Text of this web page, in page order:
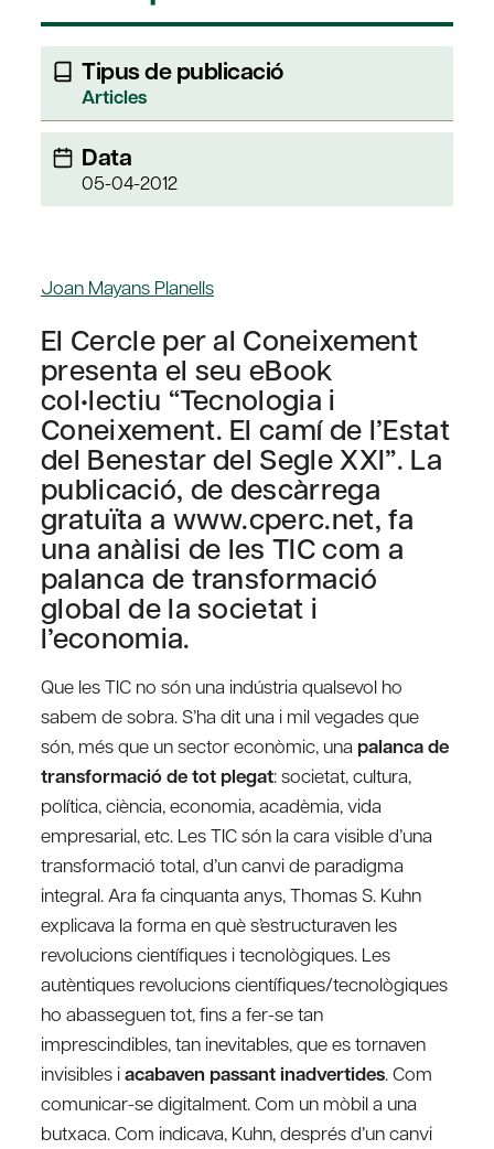
Tipus de publicació
Articles
Data
05-04-2012
Joan Mayans Planells
El Cercle per al Coneixement
presenta el seu eBook
col•lectiu “Tecnologia i
Coneixement. El camí de l’Estat
del Benestar del Segle XXI”. La
publicació, de descàrrega
gratuïta a www.cperc.net, fa
una anàlisi de les TIC com a
palanca de transformació
global de la societat i
l’economia.
Que les TIC no són una indústria qualsevol ho
sabem de sobra. S’ha dit una i mil vegades que
són, més que un sector econòmic, una palanca de
transformació de tot plegat: societat, cultura,
política, ciència, economia, acadèmia, vida
empresarial, etc. Les TIC són la cara visible d’una
transformació total, d’un canvi de paradigma
integral. Ara fa cinquanta anys, Thomas S. Kuhn
explicava la forma en què s’estructuraven les
revolucions científiques i tecnològiques. Les
autèntiques revolucions científiques/tecnològiques
ho abasseguen tot, fins a fer-se tan
imprescindibles, tan inevitables, que es tornaven
invisibles iacabaven passant inadvertides. Com
comunicar-se digitalment. Com un mòbil a una
butxaca. Com indicava, Kuhn, després d’un canvi